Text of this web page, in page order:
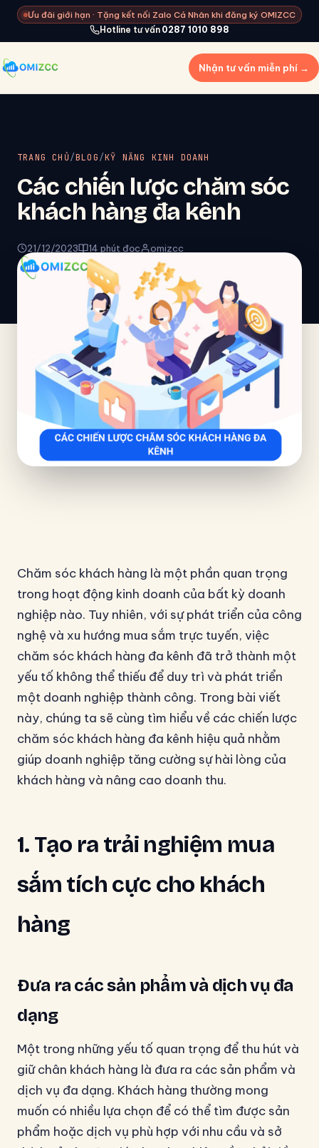
Ưu đãi giới hạn · Tặng kết nối Zalo Cá Nhân khi đăng ký OMIZCC
Hotline tư vấn 0287 1010 898
Nhận tư vấn miễn phí →
TRANG CHỦ/BLOG/KỸ NĂNG KINH DOANH
Các chiến lược chăm sóc
khách hàng đa kênh
21/12/2023 14 phút đọc omizcc
Chăm sóc khách hàng là một phần quan trọng
trong hoạt động kinh doanh của bất kỳ doanh
nghiệp nào. Tuy nhiên, với sự phát triển của công
nghệ và xu hướng mua sắm trực tuyến, việc
chăm sóc khách hàng đa kênh đã trở thành một
yếu tố không thể thiếu để duy trì và phát triển
một doanh nghiệp thành công. Trong bài viết
này, chúng ta sẽ cùng tìm hiểu về các chiến lược
chăm sóc khách hàng đa kênh hiệu quả nhằm
giúp doanh nghiệp tăng cường sự hài lòng của
khách hàng và nâng cao doanh thu.
1. Tạo ra trải nghiệm mua
sắm tích cực cho khách
hàng
Đưa ra các sản phẩm và dịch vụ đa
dạng
Một trong những yếu tố quan trọng để thu hút và
giữ chân khách hàng là đưa ra các sản phẩm và
dịch vụ đa dạng. Khách hàng thường mong
muốn có nhiều lựa chọn để có thể tìm được sản
phẩm hoặc dịch vụ phù hợp với nhu cầu và sở